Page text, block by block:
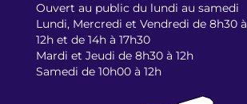
Ouvert au public du lundi au samedi
Lundi, Mercredi et Vendredi de 8h30 à
12h et de 14h à 17h30
Mardi et Jeudi de 8h30 à 12h
Samedi de 10h00 à 12h